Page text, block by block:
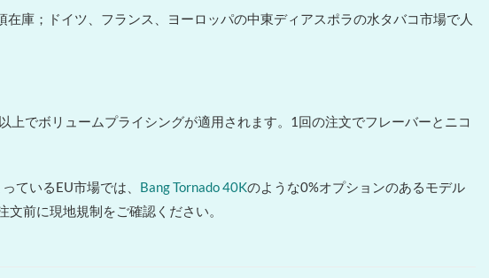
庫；ドイツ、フランス、ヨーロッパの中東ディアスポラの水タバコ市場で人
でボリュームプライシングが適用されます。1回の注文でフレーバーとニコ
ているEU市場では、 Bang Tornado 40Kのような0%オプションのあるモデル
前に現地規制をご確認ください。